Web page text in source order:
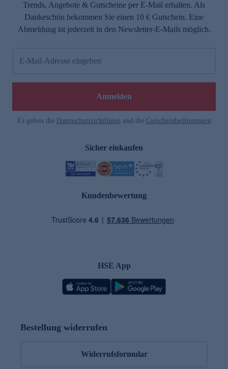
Trends, Angebote & Gutscheine per E-Mail erhalten. Als
Dankeschön bekommen Sie einen 10 € Gutschein. Eine
Abmeldung ist jederzeit in den Newsletter-E-Mails möglich.
E-Mail-Adresse eingeben
Anmelden
Es gelten die Datenschutzrichtlinien und die Gutscheinbedingungen
Sicher einkaufen
Kundenbewertung
HSE App
Bestellung widerrufen
Widerrufsformular